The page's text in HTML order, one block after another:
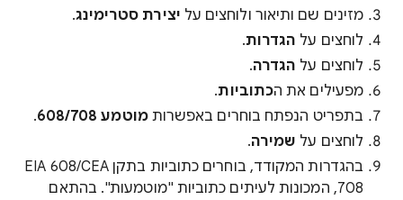
מזינים שם ותיאור ולוחצים על יצירת סטרימינג.
לוחצים על הגדרות.
לוחצים על הגדרה.
מפעילים את הכתוביות.
בתפריט הנפתח בוחרים באפשרותמוטמע 608/708
.
לוחצים על שמירה.
בהגדרות המקודד, בוחרים כתוביות בתקן EIA 608/CEA
708, המכונות לעיתים כתוביות "מוטמעות". בהתאם